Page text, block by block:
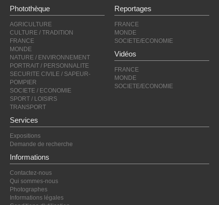
Photothèque
AGRICULTURE
CULTURE / TRADITION
FRANCE
MONDE
NATURE / ENVIRONNEMENT
PORTRAIT / PERSONNALITE
SECURITE CIVILE / SAPEUR-
POMPIER
SOCIETE / ECONOMIE
SPORT / LOISIRS
TRANSPORT
Reportages
FRANCE
MONDE
SOCIETE/ECONOMIE
Vidéos
FRANCE
MONDE
SOCIETE/ECONOMIE
Services
Expositions
Demande de recherche
Informations
Contactez-nous
Qui sommes-nous
Photographes
Informations légales